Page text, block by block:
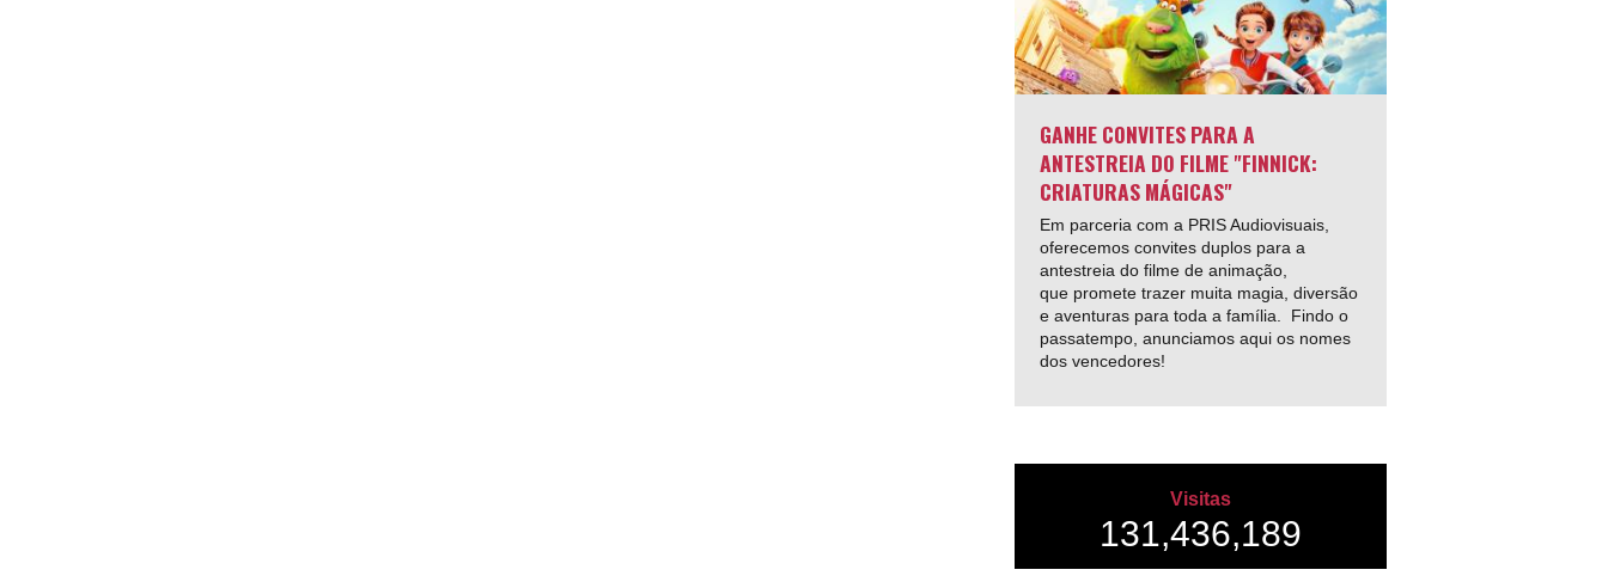
GANHE CONVITES PARA A
ANTESTREIA DO FILME "FINNICK:
CRIATURAS MÁGICAS"
Em parceria com a PRIS Audiovisuais,
oferecemos convites duplos para a
antestreia do filme de animação,
que promete trazer muita magia, diversão
e aventuras para toda a família. Findo o
passatempo, anunciamos aqui os nomes
dos vencedores!
Visitas
131,436,189